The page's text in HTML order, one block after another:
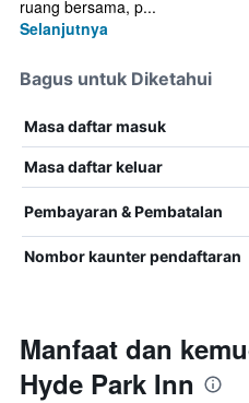
ruang bersama, p...
Selanjutnya
Bagus untuk Diketahui
Masa daftar masuk
Masa daftar keluar
Pembayaran & Pembatalan
Nombor kaunter pendaftaran
Manfaat dan
Hyde Park Inn